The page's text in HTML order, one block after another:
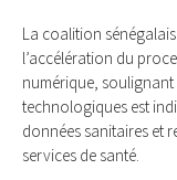
La coalition
l’accélération du
numérique,
technologiques est
données sanitaires et
services de santé.